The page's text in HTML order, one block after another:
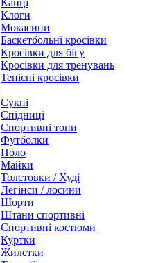
Капці
Клоги
Мокасини
Баскетбольні кросівки
Кросівки для бігу
Кросівки для тренувань
Тенісні кросівки
Сукні
Спідниці
Спортивні топи
Футболки
Поло
Майки
Толстовки / Худі
Легінси / лосини
Шорти
Штани спортивні
Спортивні костюми
Куртки
Жилетки